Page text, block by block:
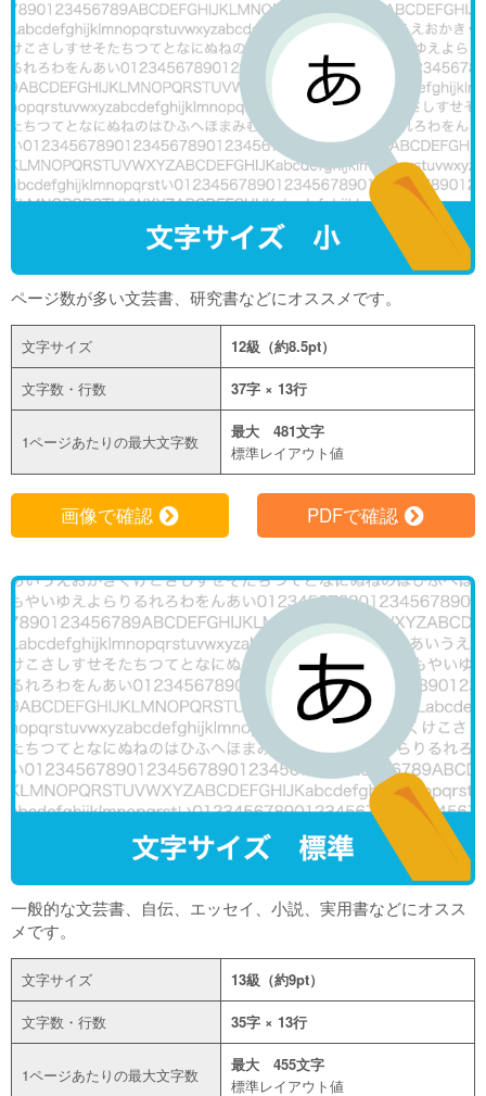
ページ数が多い文芸書、研究書などにオススメです。
文字サイズ 12級（約8.5pt）
文字数・行数 37字 × 13行
1ページあたりの最大文字数
最大 481文字
標準レイアウト値
画像で確認 f PDFで確認 f
一般的な文芸書、自伝、エッセイ、小説、実用書などにオスス
メです。
文字サイズ 13級（約9pt）
文字数・行数 35字 × 13行
1ページあたりの最大文字数
最大 455文字
標準レイアウト値